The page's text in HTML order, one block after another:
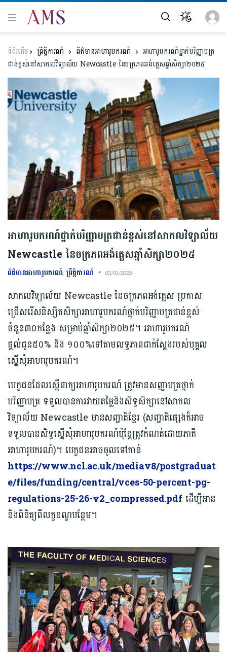
ព្រឹត្តិការណ៍ ព័ត៌មានអាហារូបករណ៍
អាហារូបករណ៍ថ្នាក់បរិញ្ញាបត្រ
ជាន់ខ្ពស់នៅសាកលវិទ្យាល័យ Newcastle នៃចក្រភពអង់គ្លេសឆ្នាំសិក្សា២០២៥
អាហារូបករណ៍ថ្នាក់បរិញ្ញាបត្រជាន់ខ្ពស់នៅសាកលវិទ្យាល័យ
Newcastle នៃចក្រភពអង់គ្លេសឆ្នាំសិក្សា២០២៥
ព័ត៌មានអាហារូបករណ៍,ព្រឹត្តិការណ៍ 02/01/2025
សាកលវិទ្យាល័យ Newcastle នៃចក្រភពអង់គ្លេស ប្រកាស
ជ្រើសរើសនិស្សិតសិក្សាអាហារូបករណ៍ថ្នាក់បរិញ្ញាបត្រជាន់ខ្ពស់
ចំនួន៣០កន្លែង សម្រាប់ឆ្នាំសិក្សា២០២៥។ អាហារូបករណ៍
ផ្ដល់ជូន៥០% និង ១០០%ទៅតាមលទ្ធភាពជាក់ស្ដែងរបស់បុគ្គល
ស្នើសុំអាហារូបករណ៍។
បេក្ខជនដែលស្នើពាក្យអាហារូបករណ៍ ត្រូវមានសញ្ញាបត្រថ្នាក់
បរិញ្ញាបត្រ ទទួលបានការវាយតម្លៃនិងសិទ្ធសិក្សានៅសាកល
វិទ្យាល័យ Newcastle មានសញ្ជាតិខ្មែរ (សញ្ជាតិផ្សេងក៏អាច
ទទួលបានសិទ្ធស្នើសុំអាហារូបករណ៍ប៉ុន្តែត្រូវកំណត់ដោយភាគី
អាហារូបករណ៍)។ បេក្ខជនអាចចូលទៅកាន់
https://www.ncl.ac.uk/mediav8/postgraduat
e/files/funding/central/vces-50-percent-pg-
regulations-25-26-v2_compressed.pdfដើម្បីអាន
និងពិនិត្យពីលក្ខខណ្ឌបន្ថែម។